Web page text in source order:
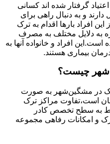
گرفتار شده اند کسانی
و به دنبال راهی برای
افراد بارها اقدام به ترک
به دلایل مختلف به مصرف
است.این افراد و خانواده آنها به
بیماری هستند.
چیست؟
در مشگین‌شهر به صورت
است،تفاوت مراکز ترک
به سطح تخصص کادر
و امکانات رفاهی مجموعه